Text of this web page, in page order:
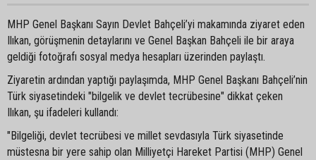
MHP Genel Başkanı Sayın Devlet Bahçeli’yi makamında ziyaret eden
Ilıkan, görüşmenin detaylarını ve Genel Başkan Bahçeli ile bir araya
geldiği fotoğrafı sosyal medya hesapları üzerinden paylaştı.
Ziyaretin ardından yaptığı paylaşımda, MHP Genel Başkanı Bahçeli’nin
Türk siyasetindeki "bilgelik ve devlet tecrübesine" dikkat çeken
Ilıkan, şu ifadeleri kullandı:
"Bilgeliği, devlet tecrübesi ve millet sevdasıyla Türk siyasetinde
müstesna bir yere sahip olan Milliyetçi Hareket Partisi (MHP) Genel